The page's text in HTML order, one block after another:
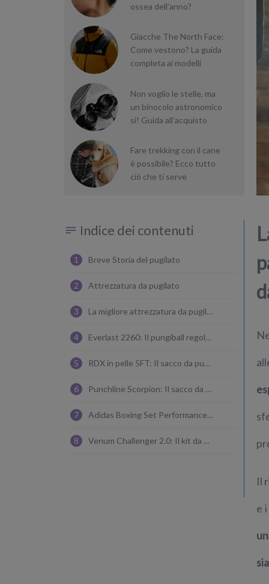
ossea dell'anno?
Giacche The North Face:
Come vestono? La guida
completa ai modelli
Non voglio le stelle, ma
un binocolo astronomico
sì! Guida all’acquisto
Fare trekking con il cane
è possibile? Ecco tutto
ciò che ti serve
Indice dei contenuti
1 Breve Storia del pugilato
2 Attrezzatura da pugilato
3 La migliore attrezzatura da pugilato
4 Everlast 2260: Il pungiball regolabile in altezza
5 RDX in pelle 5FT: Il sacco da pugilato per allenare la resistenza
6 Punchline Scorpion: Il sacco da boxe XXL che parte da terra
7 Adidas Boxing Set Performance: Il kit da boxe con la garanzia del grande brand
8 Venum Challenger 2.0: Il kit da boxe con guanti e protezioni
Il
e